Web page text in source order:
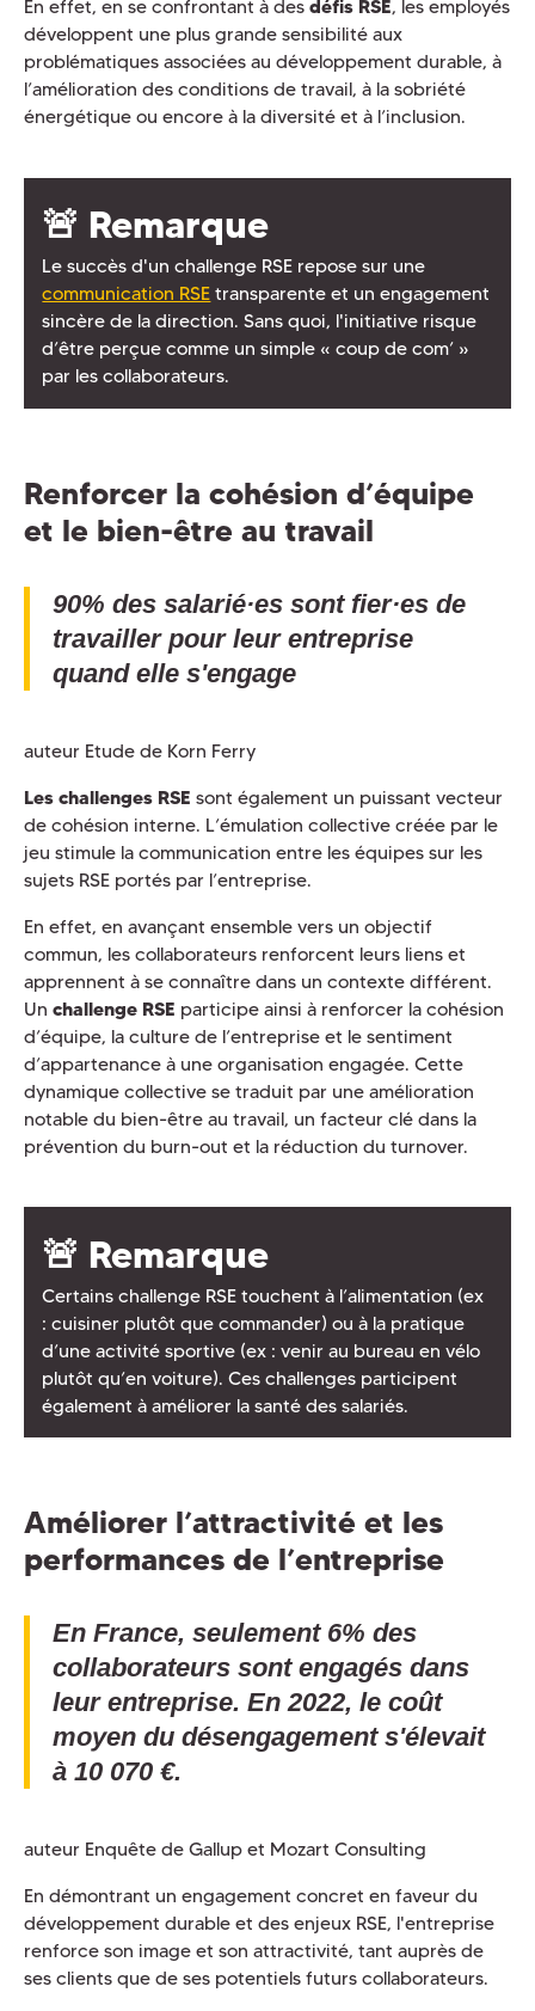
En effet, en se confrontant à des défis RSE, les employés
développent une plus grande sensibilité aux
problématiques associées au développement durable, à
l’amélioration des conditions de travail, à la sobriété
énergétique ou encore à la diversité et à l’inclusion.
🚨 Remarque
Le succès d'un challenge RSE repose sur une
communication RSE transparente et un engagement
sincère de la direction. Sans quoi, l'initiative risque
d’être perçue comme un simple « coup de com’ »
par les collaborateurs.
Renforcer la cohésion d’équipe
et le bien-être au travail
90% des salarié·es sont fier·es de
travailler pour leur entreprise
quand elle s'engage
auteur Etude de Korn Ferry
Les challenges RSE sont également un puissant vecteur
de cohésion interne. L’émulation collective créée par le
jeu stimule la communication entre les équipes sur les
sujets RSE portés par l’entreprise.
En effet, en avançant ensemble vers un objectif
commun, les collaborateurs renforcent leurs liens et
apprennent à se connaître dans un contexte différent.
Un challenge RSE participe ainsi à renforcer la cohésion
d’équipe, la culture de l’entreprise et le sentiment
d’appartenance à une organisation engagée. Cette
dynamique collective se traduit par une amélioration
notable du bien-être au travail, un facteur clé dans la
prévention du burn-out et la réduction du turnover.
🚨 Remarque
Certains challenge RSE touchent à l’alimentation (ex
: cuisiner plutôt que commander) ou à la pratique
d’une activité sportive (ex : venir au bureau en vélo
plutôt qu’en voiture). Ces challenges participent
également à améliorer la santé des salariés.
Améliorer l’attractivité et les
performances de l’entreprise
En France, seulement 6% des
collaborateurs sont engagés dans
leur entreprise. En 2022, le coût
moyen du désengagement s'élevait
à 10 070 €.
auteur Enquête de Gallup et Mozart Consulting
En démontrant un engagement concret en faveur du
développement durable et des enjeux RSE, l'entreprise
renforce son image et son attractivité, tant auprès de
ses clients que de ses potentiels futurs collaborateurs.